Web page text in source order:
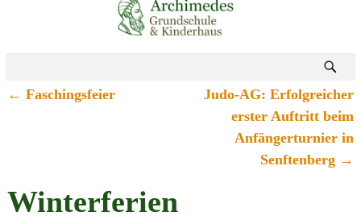
← Faschingsfeier
Judo-AG: Erfolgreicher
erster Auftritt beim
Anfängerturnier in
Senftenberg →
Winterferien